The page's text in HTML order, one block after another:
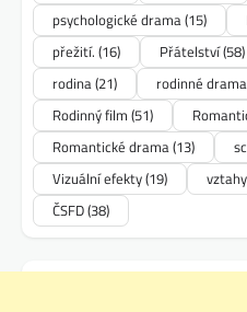
psychologické drama(15)
přežití. (16) Přátelství(58)
rodina(21) rodinné drama
Rodinný film (51)
Romantické drama(13)
Vizuální efekty(19) vztahy
ČSFD(38)